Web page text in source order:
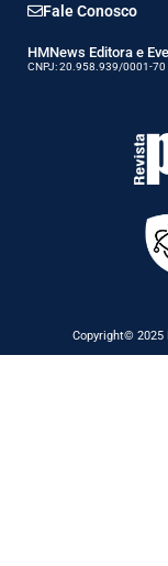
Fale Conosco
HMNews Editora e
CNPJ: 20.958.939/0001-70
Copyright© 2025